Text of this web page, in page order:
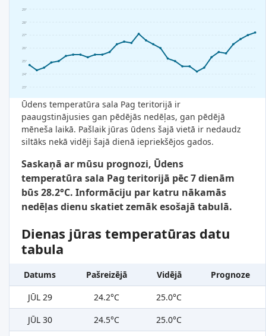
23°
24°
25°
26°
27°
28°
29°
Ūdens temperatūra sala Pag teritorijā ir
paaugstinājusies gan pēdējās nedēļas, gan pēdējā
mēneša laikā. Pašlaik jūras ūdens šajā vietā ir nedaudz
siltāks nekā vidēji šajā dienā iepriekšējos gados.
Saskaņā ar mūsu prognozi, Ūdens
temperatūra sala Pag teritorijā pēc 7 dienām
būs 28.2°C. Informāciju par katru nākamās
nedēļas dienu skatiet zemāk esošajā tabulā.
Dienas jūras temperatūras datu
tabula
Datums Pašreizējā Vidējā
Prognoze
JŪL 29
24.2°C
25.0°C
JŪL 30
24.5°C
25.0°C